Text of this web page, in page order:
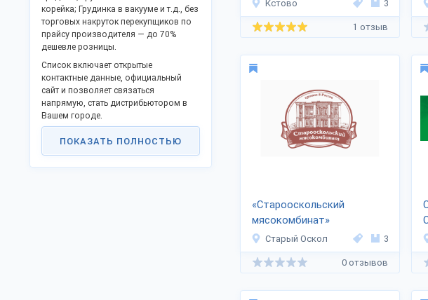
Кстово 3
1 отзыв
«Старооскольский
мясокомбинат»
Старый Оскол 3
0 отзывов
корейка; Грудинка в вакууме и т.д., без
торговых накруток перекупщиков по
прайсу производителя — до 70%
дешевле розницы.
Список включает открытые
контактные данные, официальный
сайт и позволяет связаться
напрямую, стать дистрибьютором в
Вашем городе.
активно поддерживают программу
ПОКАЗАТЬ ПОЛНОСТЬЮ